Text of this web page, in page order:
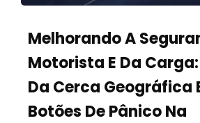
Melhorando A
Motorista E Da
Da Cerca Geográfica
Botões De Pânico Na